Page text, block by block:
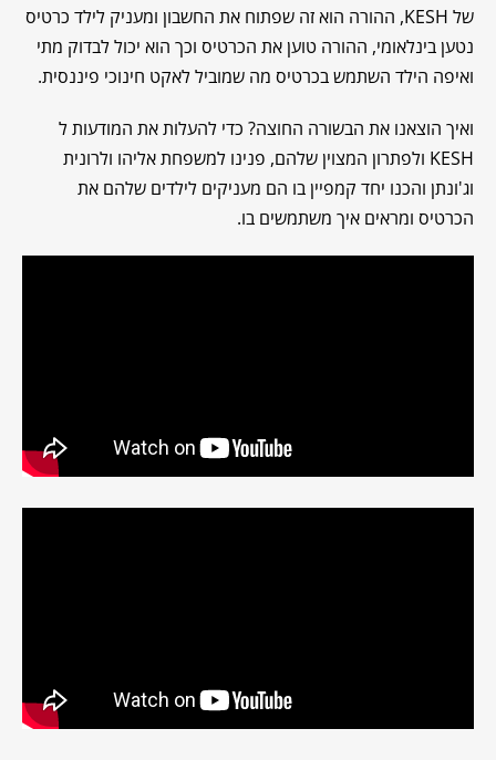
של KESH, ההורה הוא זה שפתוח את החשבון ומעניק לילד כרטיס
נטען בינלאומי, ההורה טוען את הכרטיס וכך הוא יכול לבדוק מתי
ואיפה הילד השתמש בכרטיס מה שמוביל לאקט חינוכי פיננסית.
ואיך הוצאנו את הבשורה החוצה? כדי להעלות את המודעות ל
KESH ולפתרון המצוין שלהם, פנינו למשפחת אליהו ולרונית
וג'ונתן והכנו יחד קמפיין בו הם מעניקים לילדים שלהם את
הכרטיס ומראים איך משתמשים בו.